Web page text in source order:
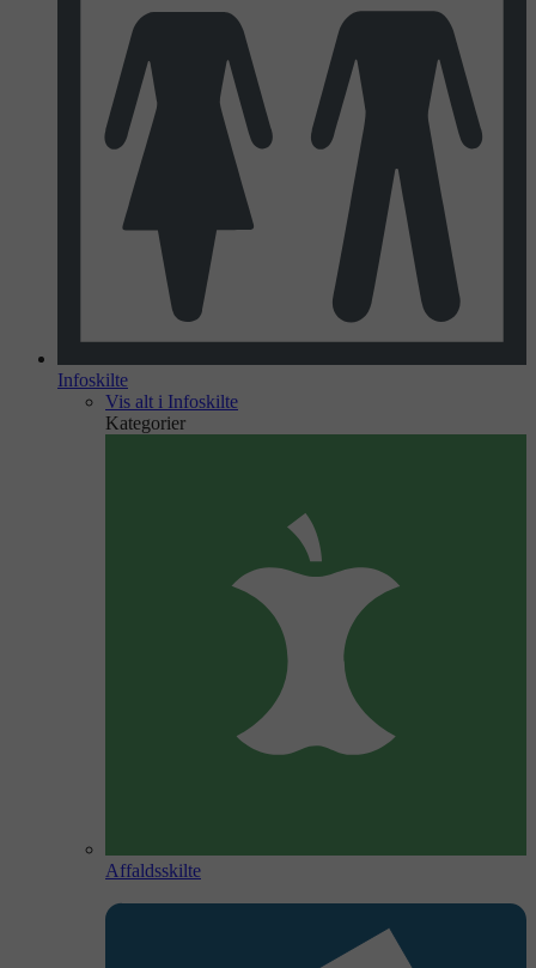
Infoskilte
Vis alt i Infoskilte
Kategorier
Affaldsskilte